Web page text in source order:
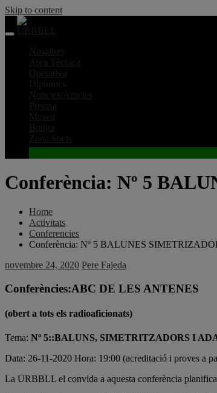
Skip to content
Nosaltres
Area Tècnica
Operativa
Diplomes
Noticies/Articles
Premsa
Museu
Botiga
Zona Socis
Conferència: Nº 5
Home
Activitats
Conferencies
Conferència: Nº 5 BALUNES
novembre 24, 2020 Pere Fajeda
Conferències:ABC DE LES ANTENES
(obert a tots els radioaficionats)
Tema: Nº 5::BALUNS, SIMETRITZADORS I
Data: 26-11-2020 Hora: 19:00 (acreditació i proves a
La URBBLL el convida a aquesta conferència